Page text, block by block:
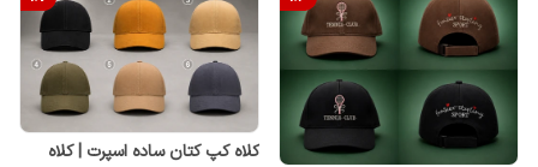
کلاه کپ کتان ساده اسپرت | کلاه